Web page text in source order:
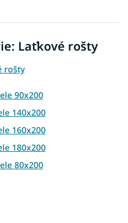
Laťkové rošty
rošty
90x200
140x200
160x200
180x200
80x200